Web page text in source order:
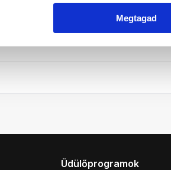
Megtagad
Kertre Néző Szoba
Üdülőprogramok